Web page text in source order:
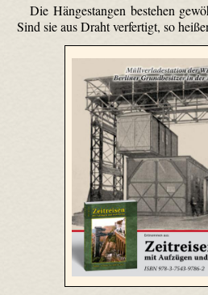
Die Hängestangen bestehen
Sind sie aus Draht verfertigt, so